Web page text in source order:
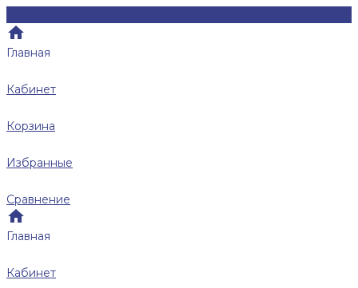
Главная
Кабинет
Корзина
Избранные
Сравнение
Главная
Кабинет